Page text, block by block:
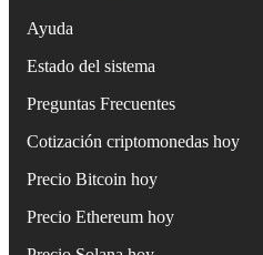
Ayuda
Estado del sistema
Preguntas Frecuentes
Cotización criptomonedas hoy
Precio Bitcoin hoy
Precio Ethereum hoy